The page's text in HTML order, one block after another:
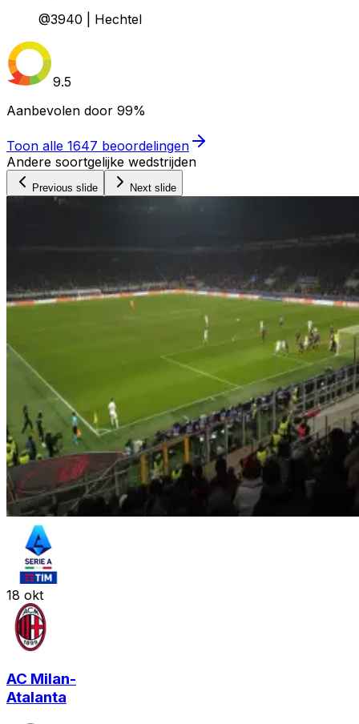
@3940 | Hechtel
9.5
Aanbevolen door 99%
Toon alle 1647 beoordelingen
Andere soortgelijke wedstrijden
Previous slide Next slide
18 okt
AC Milan-
Atalanta